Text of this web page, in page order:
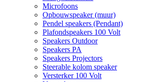
Microfoons
Opbouwspeaker (muur)
Pendel speakers (Pendant)
Plafondspeakers 100 Volt
Speakers Outdoor
Speakers PA
Speakers Projectors
Steerable kolom speaker
Versterker 100 Volt